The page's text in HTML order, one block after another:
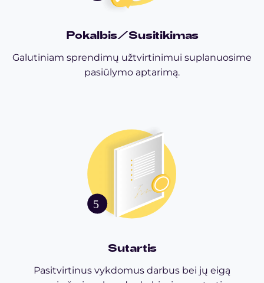
Pokalbis/Susitikimas
Galutiniam sprendimų užtvirtinimui suplanuosime
pasiūlymo aptarimą.
Sutartis
Pasitvirtinus vykdomus darbus bei jų eigą